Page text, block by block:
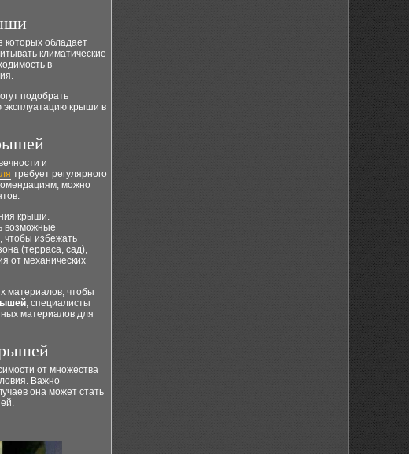
которых обладает
климатические
в
подобрать
эксплуатацию крыши в
и
требует регулярного
можно
крыши.
возможные
чтобы избежать
(терраса, сад),
от механических
материалов, чтобы
, специалисты
материалов для
от множества
Важно
она может стать